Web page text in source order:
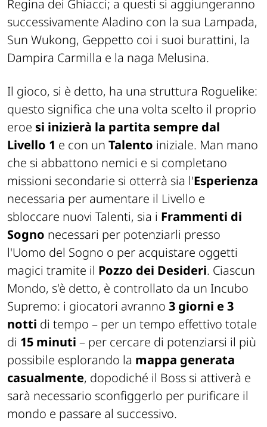
Regina dei Ghiacci; a questi si aggiungeranno
successivamente Aladino con la sua Lampada,
Sun Wukong, Geppetto coi i suoi burattini, la
Dampira Carmilla e la naga Melusina.
Il gioco, si è detto, ha una struttura Roguelike:
questo significa che una volta scelto il proprio
eroe si inizierà la partita sempre dal
Livello 1 e con un Talento iniziale. Man mano
che si abbattono nemici e si completano
missioni secondarie si otterrà sia l'Esperienza
necessaria per aumentare il Livello e
sbloccare nuovi Talenti, sia i Frammenti di
Sogno necessari per potenziarli presso
l'Uomo del Sogno o per acquistare oggetti
magici tramite il Pozzo dei Desideri. Ciascun
Mondo, s'è detto, è controllato da un Incubo
Supremo: i giocatori avranno 3 giorni e 3
notti di tempo – per un tempo effettivo totale
di 15 minuti – per cercare di potenziarsi il più
possibile esplorando la mappa generata
casualmente, dopodiché il Boss si attiverà e
sarà necessario sconfiggerlo per purificare il
mondo e passare al successivo.